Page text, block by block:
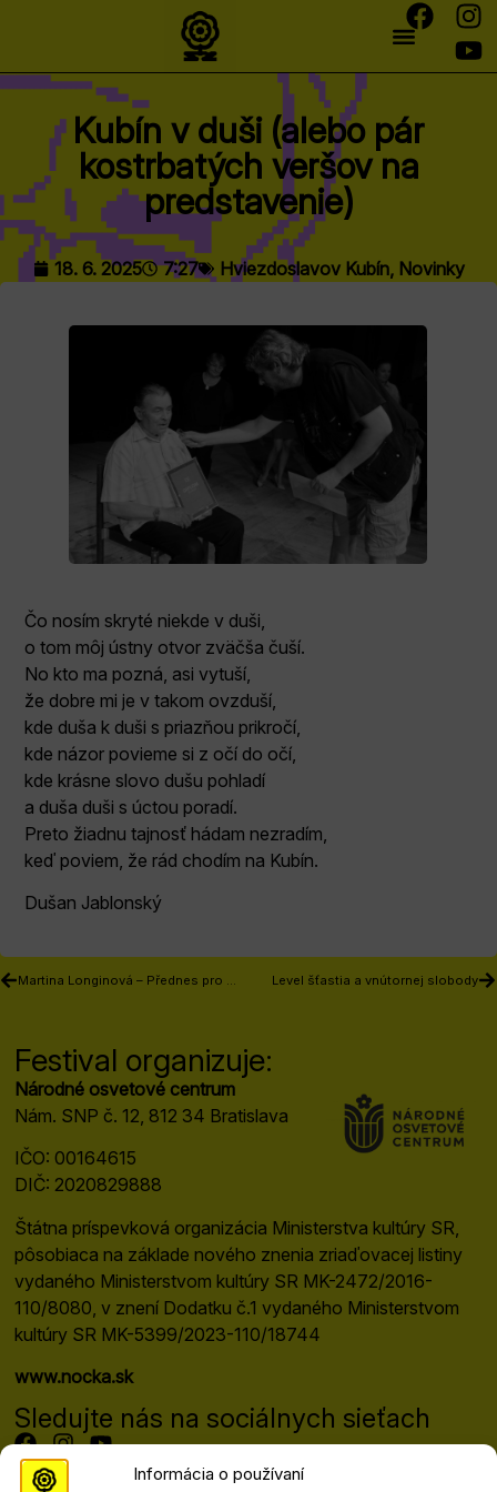
Informácia o používaní
Kubín v duši (alebo pár
kostrbatých veršov na
predstavenie)
18. 6. 2025 7:27 Hviezdoslavov Kubín, Novinky
Čo nosím skryté niekde v duši,
o tom môj ústny otvor zväčša čuší.
No kto ma pozná, asi vytuší,
že dobre mi je v takom ovzduší,
kde duša k duši s priazňou prikročí,
kde názor povieme si z očí do očí,
kde krásne slovo dušu pohladí
a duša duši s úctou poradí.
Preto žiadnu tajnosť hádam nezradím,
keď poviem, že rád chodím na Kubín.
Dušan Jablonský
Martina Longinová – Přednes pro mne znamená významný způsob seberealizace Level šťastia a vnútornej slobody
Festival organizuje:
Národné osvetové centrum
Nám. SNP č. 12, 812 34 Bratislava
IČO: 00164615
DIČ: 2020829888
Štátna príspevková organizácia Ministerstva kultúry SR,
pôsobiaca na základe nového znenia zriaďovacej listiny
vydaného Ministerstvom kultúry SR MK-2472/2016-
110/8080, v znení Dodatku č.1 vydaného Ministerstvom
kultúry SR MK-5399/2023-110/18744
www.nocka.sk
Sledujte nás na sociálnych sieťach